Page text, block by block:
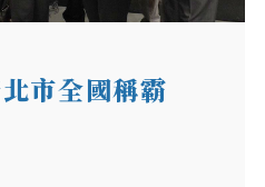
市全國稱霸